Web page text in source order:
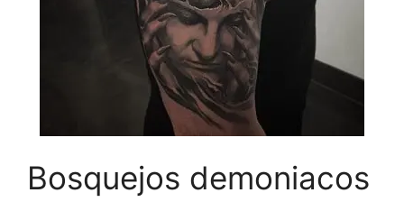
Bosquejos demoniacos